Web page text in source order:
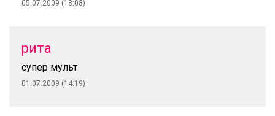
05.07.2009 (18:08)
рита
супер мульт
01.07.2009 (14:19)